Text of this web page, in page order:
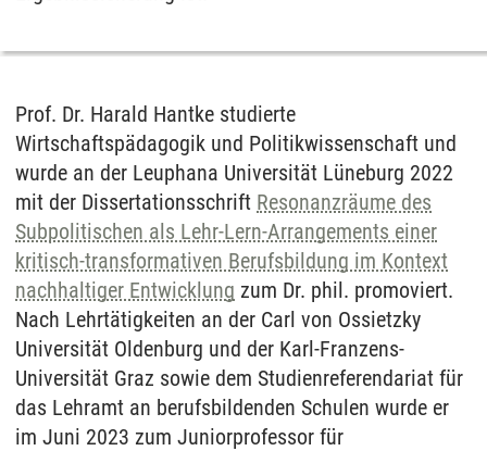
Prof. Dr. Harald Hantke studierte
Wirtschaftspädagogik und Politikwissenschaft und
wurde an der Leuphana Universität Lüneburg 2022
mit der Dissertationsschrift Resonanzräume des
Subpolitischen als Lehr-Lern-Arrangements einer
kritisch-transformativen Berufsbildung im Kontext
nachhaltiger Entwicklung zum Dr. phil. promoviert.
Nach Lehrtätigkeiten an der Carl von Ossietzky
Universität Oldenburg und der Karl-Franzens-
Universität Graz sowie dem Studienreferendariat für
das Lehramt an berufsbildenden Schulen wurde er
im Juni 2023 zum Juniorprofessor für